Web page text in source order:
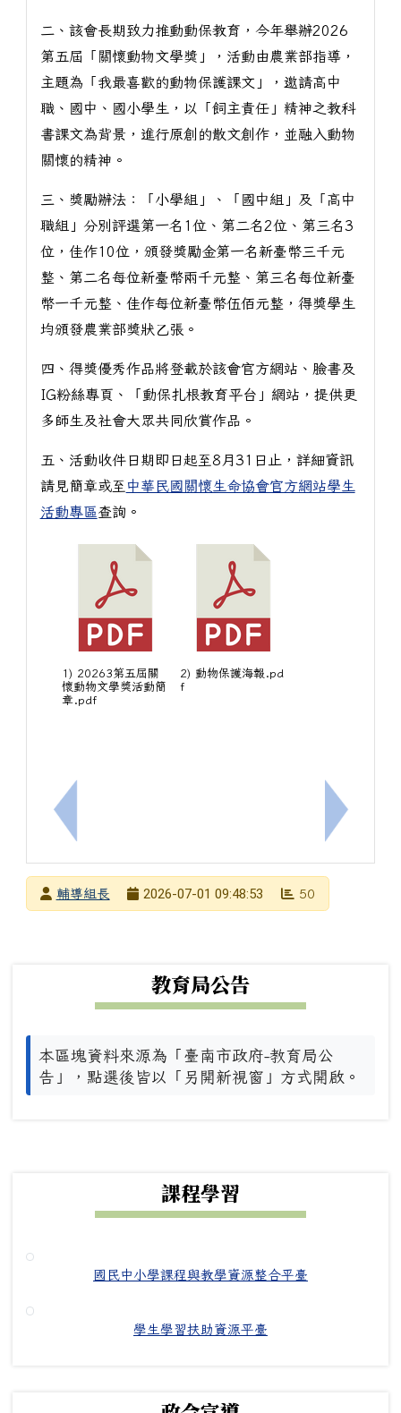
上一筆：[輔]臺北市立復興高級中學辦理教師研習活
二、該會長期致力推動動保教育，今年舉辦2026
第五屆「關懷動物文學獎」，活動由農業部指導，
主題為「我最喜歡的動物保護課文」，邀請高中
職、國中、國小學生，以「飼主責任」精神之教科
書課文為背景，進行原創的散文創作，並融入動物
關懷的精神。
三、獎勵辦法：「小學組」、「國中組」及「高中
職組」分別評選第一名1位、第二名2位、第三名3
位，佳作10位，頒發獎勵金第一名新臺幣三千元
整、第二名每位新臺幣兩千元整、第三名每位新臺
幣一千元整、佳作每位新臺幣伍佰元整，得獎學生
均頒發農業部獎狀乙張。
四、得獎優秀作品將登載於該會官方網站、臉書及
IG粉絲專頁、「動保扎根教育平台」網站，提供更
多師生及社會大眾共同欣賞作品。
五、活動收件日期即日起至8月31日止，詳細資訊
請見簡章或至 中華民國關懷生命協會官方網站學生
活動專區查詢。
1) 20263第五屆關
懷動物文學獎活動簡
章.pdf
2) 動物保護海報.pd
f
下一筆：
發布者輔導組長
2026-07-01 09:48:53 50
教育局公告
本區塊資料來源為「臺南市政府-教育局公
告」，點選後皆以「另開新視窗」方式開啟。
課程學習
國民中小學課程與教學資源整合平臺
學生學習扶助資源平臺